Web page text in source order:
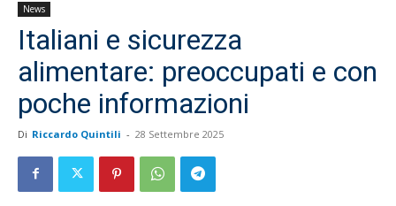
News
Italiani e sicurezza
alimentare: preoccupati e con
poche informazioni
Di Riccardo Quintili - 28 Settembre 2025